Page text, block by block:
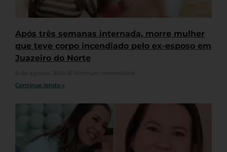
Após três semanas internada, morre mulher
que teve corpo incendiado pelo ex-esposo em
Juazeiro do Norte
Continue lendo »